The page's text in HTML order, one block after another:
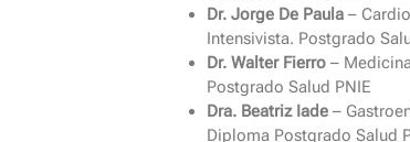
Dr. Jorge De Paula –
Intensivista. Postgrado
Dr. Walter Fierro –
Postgrado Salud PNIE
Dra. Beatriz Iade –
Diploma Postgrado Salud